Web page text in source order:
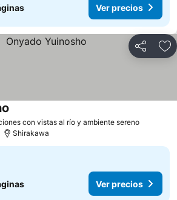
Ver precios
Compartir
con vistas al río y ambiente serenoVer
Shirakawa
Ver precios